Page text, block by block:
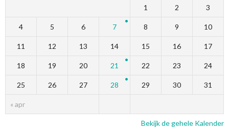
« apr
1 2 3
4 5 6 7 8 9 10
11 12 13 14 15 16 17
18 19 20 21 22 23 24
25 26 27 28 29 30 31
Bekijk de gehele Kalender